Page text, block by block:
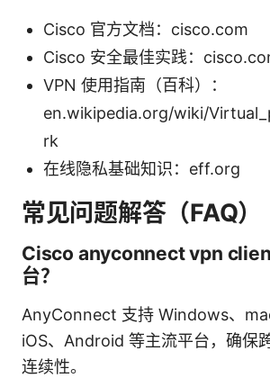
Cisco 官方文档：cisco.com
Cisco 安全最佳实践：
VPN 使用指南（百科）：
en.wikipedia.org/wiki/
rk
在线隐私基础知识：eff.org
常见问题解答（FAQ）
Cisco anyconnect vpn
台？
AnyConnect 支持 Windows、
iOS、Android 等主流平台，确保
连续性。